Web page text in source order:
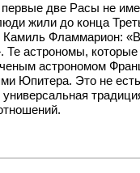
две Расы не
жили до конца
Фламмарион:
астрономы,
астрономом
Юпитера. Это не